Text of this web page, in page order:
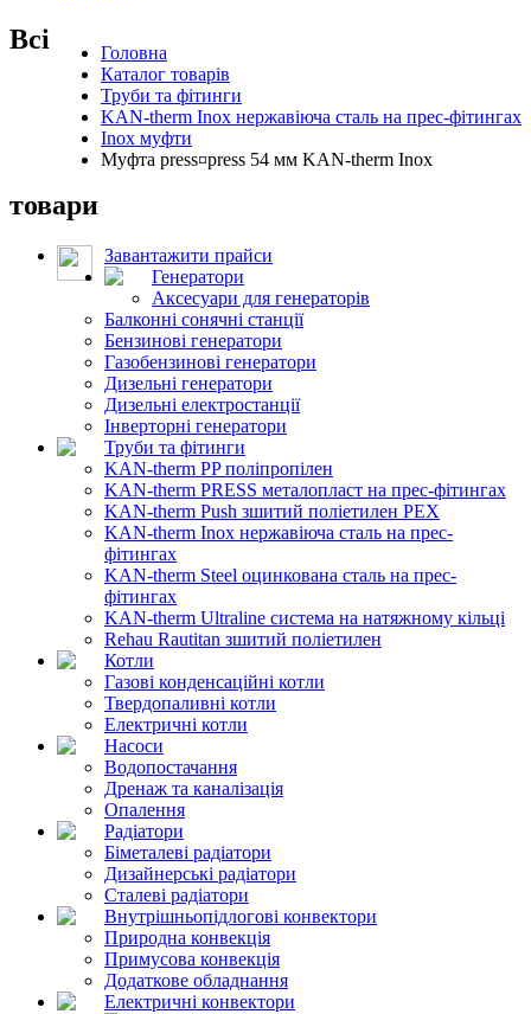
Головна
Каталог товарів
Труби та фітинги
KAN-therm Inox нержавіюча сталь на прес-фітингах
Inox муфти
Муфта press¤press 54 мм KAN-therm Inox
Всі
товари
Завантажити прайси
Генератори
Аксесуари для генераторів
Балконні сонячні станції
Бензинові генератори
Газобензинові генератори
Дизельні генератори
Дизельні електростанції
Інверторні генератори
Труби та фітинги
KAN-therm PP поліпропілен
KAN-therm PRESS металопласт на прес-фітингах
KAN-therm Push зшитий поліетилен PEX
KAN-therm Inox нержавіюча сталь на прес-
фітингах
KAN-therm Steel оцинкована сталь на прес-
фітингах
KAN-therm Ultraline система на натяжному кільці
Rehau Rautitan зшитий поліетилен
Котли
Газові конденсаційні котли
Твердопаливні котли
Електричні котли
Насоси
Водопостачання
Дренаж та каналізація
Опалення
Радіатори
Біметалеві радіатори
Дизайнерські радіатори
Сталеві радіатори
Внутрішньопідлогові конвектори
Природна конвекція
Примусова конвекція
Додаткове обладнання
Електричні конвектори